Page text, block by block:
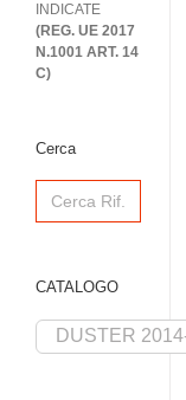
INDICATE
(REG. UE 2017
N.1001 ART. 14
C)
Cerca
Search
for:
CATALOGO